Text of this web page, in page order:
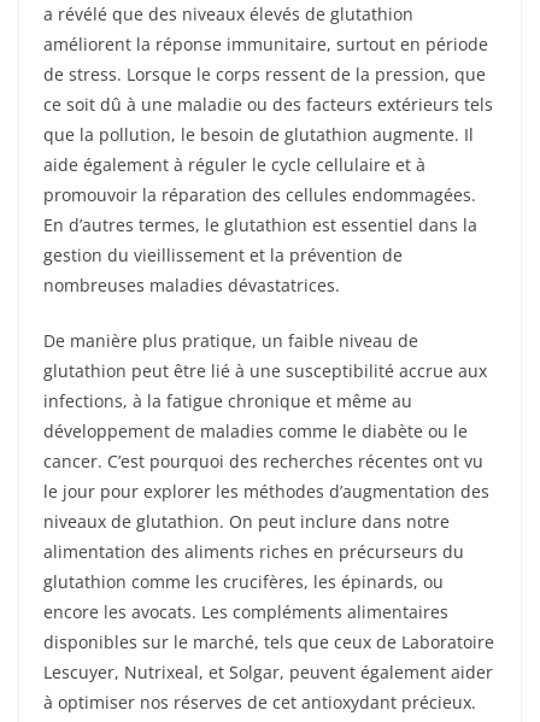
a révélé que des niveaux élevés de glutathion
améliorent la réponse immunitaire, surtout en période
de stress. Lorsque le corps ressent de la pression, que
ce soit dû à une maladie ou des facteurs extérieurs tels
que la pollution, le besoin de glutathion augmente. Il
aide également à réguler le cycle cellulaire et à
promouvoir la réparation des cellules endommagées.
En d’autres termes, le glutathion est essentiel dans la
gestion du vieillissement et la prévention de
nombreuses maladies dévastatrices.
De manière plus pratique, un faible niveau de
glutathion peut être lié à une susceptibilité accrue aux
infections, à la fatigue chronique et même au
développement de maladies comme le diabète ou le
cancer. C’est pourquoi des recherches récentes ont vu
le jour pour explorer les méthodes d’augmentation des
niveaux de glutathion. On peut inclure dans notre
alimentation des aliments riches en précurseurs du
glutathion comme les crucifères, les épinards, ou
encore les avocats. Les compléments alimentaires
disponibles sur le marché, tels que ceux de Laboratoire
Lescuyer, Nutrixeal, et Solgar, peuvent également aider
à optimiser nos réserves de cet antioxydant précieux.